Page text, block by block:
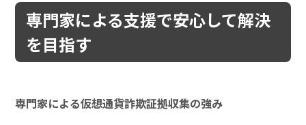
専門家による支援で安心して解決
を目指す
専門家による仮想通貨詐欺証拠収集の強み